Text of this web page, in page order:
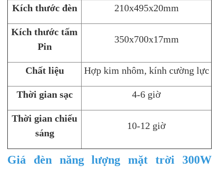
Kích thước đèn 210x495x20mm
Kích thước tấm
Pin
350x700x17mm
Chất liệu Hợp kim nhôm, kính cường lực
Thời gian sạc 4-6 giờ
Thời gian chiếu
sáng
10-12 giờ
Giá đèn năng lượng mặt trời 300W